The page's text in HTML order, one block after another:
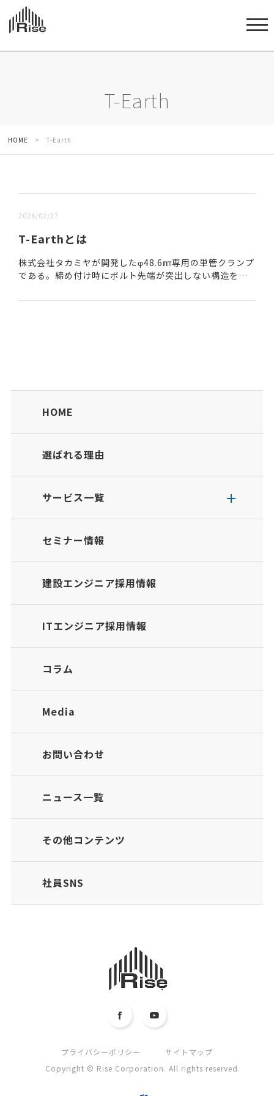
T-Earth
HOME > T-Earth
2026/02/27
T-Earthとは
株式会社タカミヤが開発したφ48.6㎜専用の単管クランプ
である。締め付け時にボルト先端が突出しない構造を採
供システム（NETIS）に登録されている。N...
HOME
選ばれる理由
サービス一覧
セミナー情報
建設エンジニア採用情報
ITエンジニア採用情報
コラム
Media
お問い合わせ
ニュース一覧
その他コンテンツ
社員SNS
プライバシーポリシー
サイトマップ
Copyright © Rise Corporation. All rights reserved.